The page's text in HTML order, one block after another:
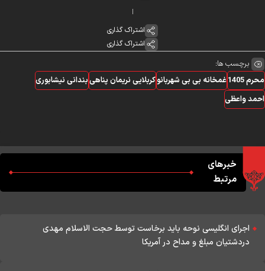
اشتراک گذاری
اشتراک گذاری
برچسب ها:
1405
غمخانه بی بی شهربانوکربلایی نریمان پناهیبندانی نیشابوری
واعظی
خبرهای
مرتبط
اجرای انگلیسی نوحه باید‌ برخاست توسط حجت الاسلام مهدی
دردشتیان مبلغ و مداح در آمریکا